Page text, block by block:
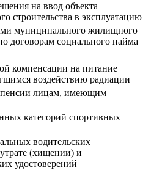
на ввод объекта
строительства в эксплуатацию
муниципального жилищного
договорам социального найма
компенсации на питание
воздействию радиации
пенсии лицам, имеющим
категорий спортивных
водительских
(хищении) и
удостоверений